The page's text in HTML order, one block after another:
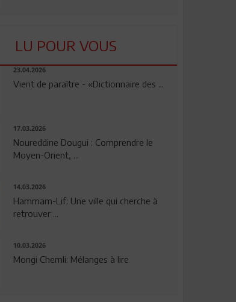
LU POUR VOUS
23.04.2026
Vient de paraître - «Dictionnaire des ...
17.03.2026
Noureddine Dougui : Comprendre le
Moyen-Orient, ...
14.03.2026
Hammam-Lif: Une ville qui cherche à
retrouver ...
10.03.2026
Mongi Chemli: Mélanges à lire